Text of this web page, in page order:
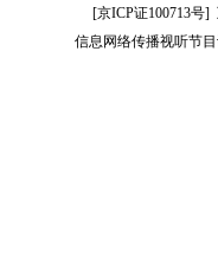
[京ICP证100713号]
信息网络传播视听节